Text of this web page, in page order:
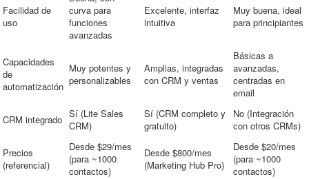
Facilidad de
uso
curva para
funciones
avanzadas
Excelente, interfaz
intuitiva
Muy buena, ideal
para principiantes
Capacidades
de
automatización
Muy potentes y
personalizables
Amplias, integradas
con CRM y ventas
Básicas a
avanzadas,
centradas en
email
CRM integrado Sí (Lite Sales
CRM)
Sí (CRM completo y
gratuito)
No (Integración
con otros CRMs)
Precios
(referencial)
Desde $29/mes
(para ~1000
contactos)
Desde $800/mes
(Marketing Hub Pro)
Desde $20/mes
(para ~1000
contactos)